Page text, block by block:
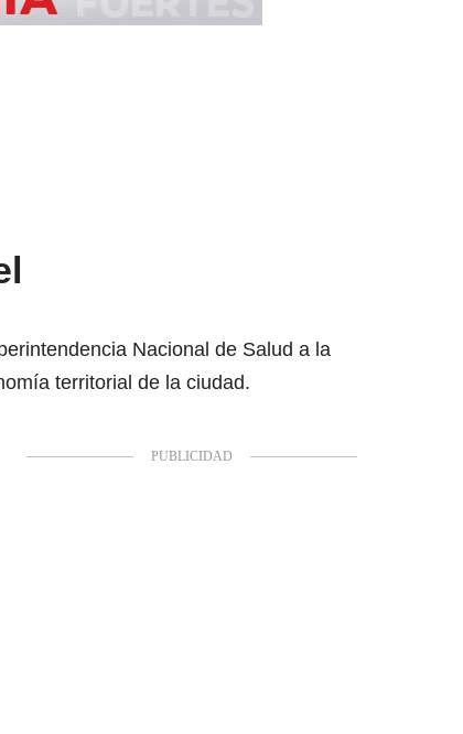
Nacional de Salud a la
territorial de la ciudad.